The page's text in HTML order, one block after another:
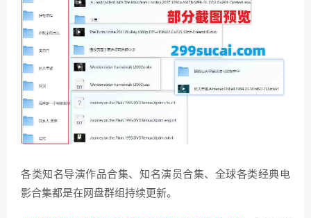
各类知名导演作品合集、知名演员合集、全球各类经典电
影合集都是在网盘群组持续更新。